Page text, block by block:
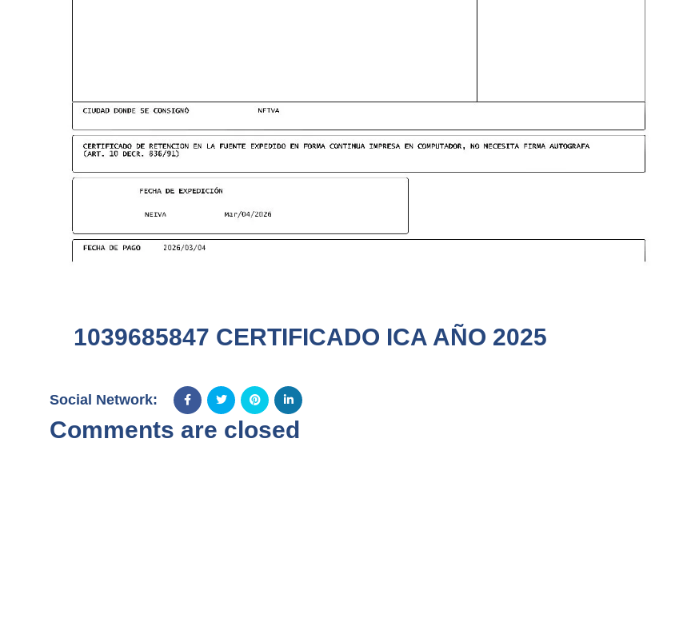
1039685847 CERTIFICADO ICA AÑO 2025
Social Network:
Comments are closed